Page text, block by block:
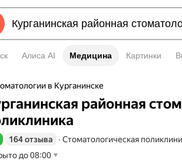
Алиса AI Медицина
Медицина Картинки
в Курганинске
районная
4,7 из 5
164 отзыва ∙ Стоматологическая
до 08:00